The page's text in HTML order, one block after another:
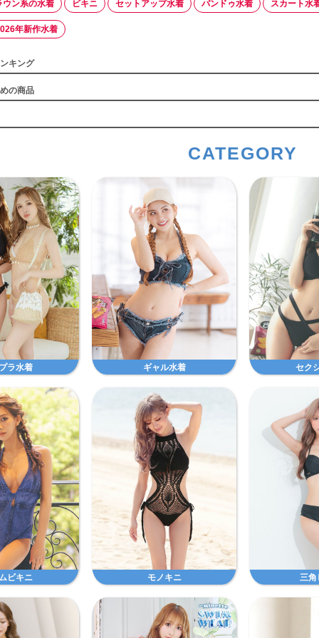
ウン系の水着 ビキニ セットアップ水着 バンドゥ水着 スカート水
年新作水着
キング
の商品
CATEGORY
ラ水着 ギャル水着 セク
ビキニ モノキニ 三